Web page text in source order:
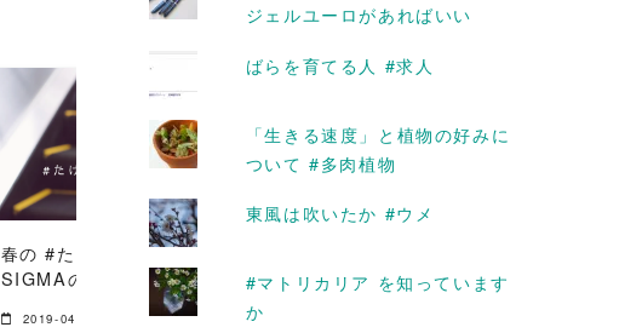
READ MORE
春の #たけさんぽ は、
SIGMAのdp2 quattroで
2019-04-07
READ MORE
はない #ハス
ジェルユーロがあればいい
ばらを育てる人 #求人
「生きる速度」と植物の好みに
ついて #多肉植物
東風は吹いたか #ウメ
#マトリカリア を知っています
か